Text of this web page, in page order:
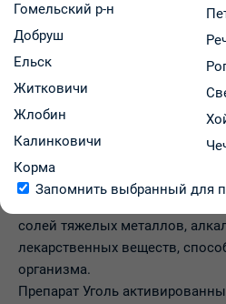
активированный-УБФ содержит
(активное) вещество
Активированный уголь
адсорбентов, обладает
(поглощающей) способностью,
солей тяжелых металлов,
лекарственных веществ,
организма.
Препарат Уголь
Гомельский р-н
Добруш
Ельск
Житковичи
Жлобин
Калинковичи
Корма
Запомнить выбранный для